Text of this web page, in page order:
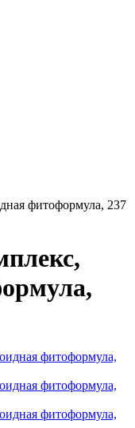
фитоформула, 237